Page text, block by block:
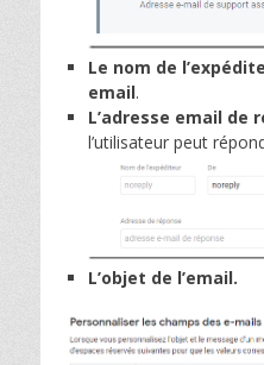
Le nom de
email.
L’adresse email de
l’utilisateur peut
L’objet de l’email.